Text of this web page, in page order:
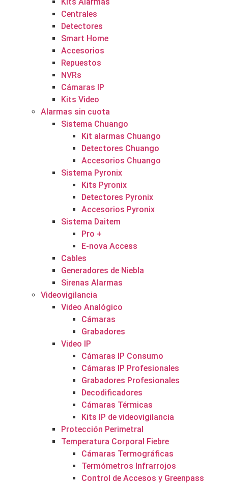
Centrales
Detectores
Smart Home
Accesorios
Repuestos
NVRs
Cámaras IP
Kits Video
Alarmas sin cuota
Sistema Chuango
Kit alarmas Chuango
Detectores Chuango
Accesorios Chuango
Sistema Pyronix
Kits Pyronix
Detectores Pyronix
Accesorios Pyronix
Sistema Daitem
Pro +
E-nova Access
Cables
Generadores de Niebla
Sirenas Alarmas
Videovigilancia
Video Analógico
Cámaras
Grabadores
Video IP
Cámaras IP Consumo
Cámaras IP Profesionales
Grabadores Profesionales
Decodificadores
Cámaras Térmicas
Kits IP de videovigilancia
Protección Perimetral
Temperatura Corporal Fiebre
Cámaras Termográficas
Termómetros Infrarrojos
Control de Accesos y Greenpass